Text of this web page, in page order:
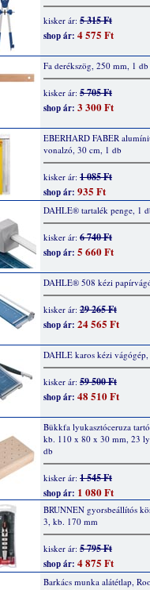
kisker ár: 5 315 Ft
shop ár: 4 575 Ft
Fa derékszög, 250 mm, 1 db
kisker ár: 5 705 Ft
shop ár: 3 300 Ft
EBERHARD FABER
vonalzó, 30 cm, 1 db
kisker ár: 1 085 Ft
shop ár: 935 Ft
DAHLE® tartalék penge, 1
kisker ár: 6 740 Ft
shop ár: 5 660 Ft
DAHLE® 508 kézi
kisker ár: 29 265 Ft
shop ár: 24 565 Ft
DAHLE karos kézi
kisker ár: 59 500 Ft
shop ár: 48 510 Ft
Bükkfa lyukasztóceruza
kb. 110 x 80 x 30 mm, 23
db
kisker ár: 1 545 Ft
shop ár: 1 080 Ft
BRUNNEN gyorsbeállítós
3, kb. 170 mm
kisker ár: 5 795 Ft
shop ár: 4 875 Ft
Barkács munka alátétlap,